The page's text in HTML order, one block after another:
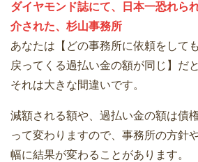
ダイヤモンド誌にて、日本一恐れら
介された、杉山事務所
あなたは【どの事務所に依頼をして
戻ってくる過払い金の額が同じ】だ
それは大きな間違いです。
減額される額や、過払い金の額は債
って変わりますので、事務所の方針
幅に結果が変わることがあります。